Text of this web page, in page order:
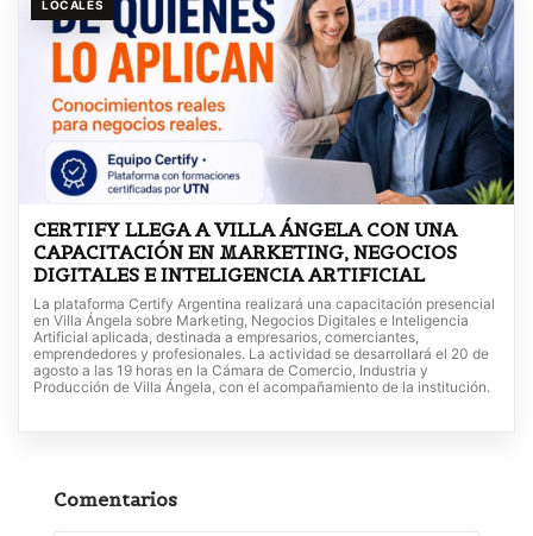
LOCALES
CERTIFY LLEGA A VILLA ÁNGELA CON UNA
CAPACITACIÓN EN MARKETING, NEGOCIOS
DIGITALES E INTELIGENCIA ARTIFICIAL
La plataforma Certify Argentina realizará una capacitación presencial
en Villa Ángela sobre Marketing, Negocios Digitales e Inteligencia
Artificial aplicada, destinada a empresarios, comerciantes,
emprendedores y profesionales. La actividad se desarrollará el 20 de
agosto a las 19 horas en la Cámara de Comercio, Industria y
Producción de Villa Ángela, con el acompañamiento de la institución.
Comentarios